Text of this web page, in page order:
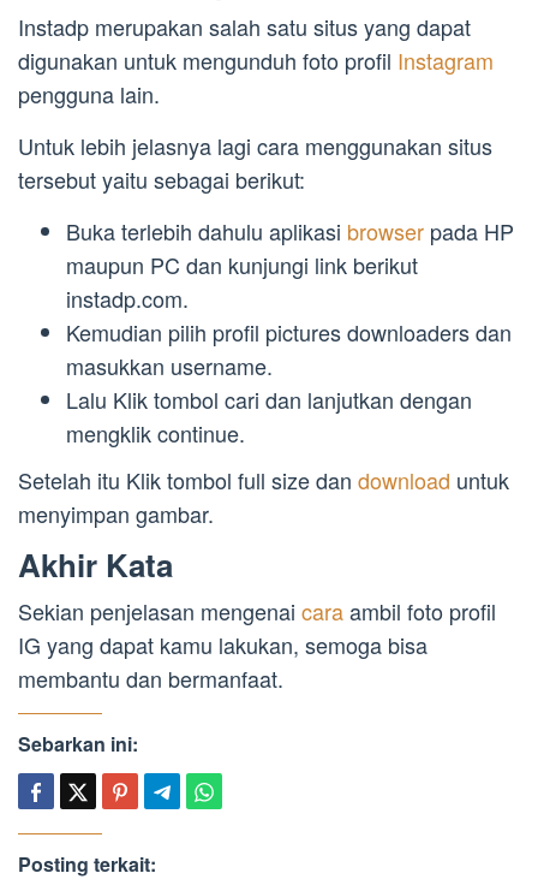
Instadp merupakan salah satu situs yang dapat
digunakan untuk mengunduh foto profil Instagram
pengguna lain.
Untuk lebih jelasnya lagi cara menggunakan situs
tersebut yaitu sebagai berikut:
Buka terlebih dahulu aplikasi browser pada HP
maupun PC dan kunjungi link berikut
instadp.com.
Kemudian pilih profil pictures downloaders dan
masukkan username.
Lalu Klik tombol cari dan lanjutkan dengan
mengklik continue.
Setelah itu Klik tombol full size dan download untuk
menyimpan gambar.
Akhir Kata
Sekian penjelasan mengenai caraambil foto profil
IG yang dapat kamu lakukan, semoga bisa
membantu dan bermanfaat.
Sebarkan ini:
Posting terkait: